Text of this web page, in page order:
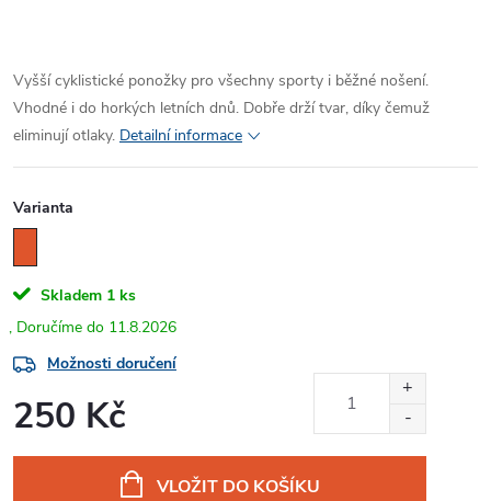
Vyšší cyklistické ponožky pro všechny sporty i běžné nošení.
Vhodné i do horkých letních dnů. Dobře drží tvar, díky čemuž
eliminují otlaky. Detailní informace
Varianta
Skladem 1 ks
11.8.2026
Možnosti doručení
250 Kč
VLOŽIT DO KOŠÍKU